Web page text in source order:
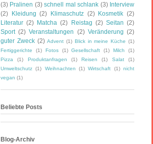
(3) Pralinen (3) schnell mal schlank (3) Interview
(2)
Kleidung (2) Klimaschutz (2) Kosmetik (2)
Literatur (2) Matcha (2) Reistag (2) Seitan (2)
Sport (2) Veranstaltungen (2) Veränderung (2)
guter Zweck (2) Advent (1) Blick in meine Küche (1)
Fertiggerichte
(1) Fotos (1) Gesellschaft (1) Milch
(1)
Pizza
(1) Produktanfragen (1) Reisen (1) Salat
(1)
Umweltschutz (1) Weihnachten (1) Wirtschaft (1) nicht
vegan (1)
Beliebte Posts
Blog-Archiv